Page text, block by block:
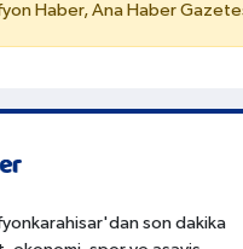
Haber, Ana Haber
son dakika